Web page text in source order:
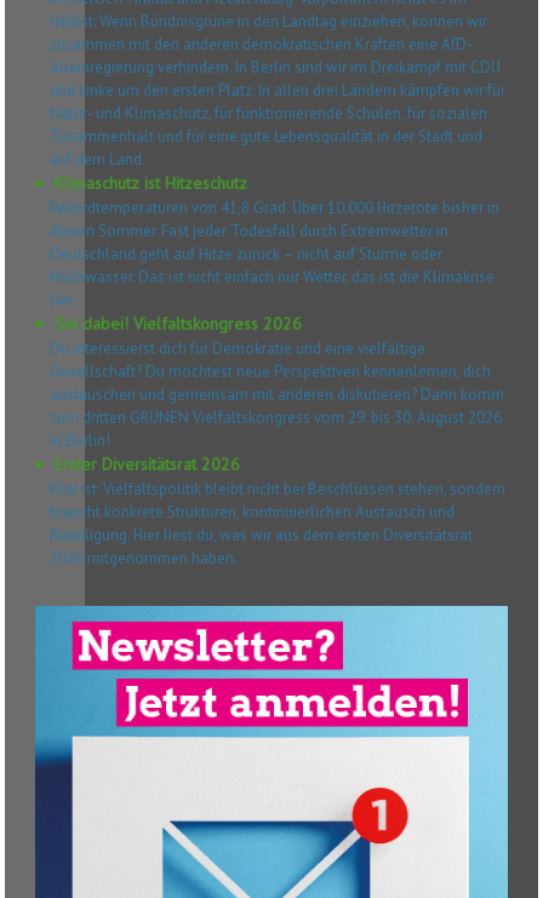
Herbst: Wenn Bündnisgrüne in den Landtag einziehen, können wir
zusammen mit den anderen demokratischen Kräften eine AfD-
Alleinregierung verhindern. In Berlin sind wir im Dreikampf mit CDU
und Linke um den ersten Platz. In allen drei Ländern kämpfen wir für
Natur- und Klimaschutz, für funktionierende Schulen, für sozialen
Zusammenhalt und für eine gute Lebensqualität in der Stadt und
auf dem Land.
Klimaschutz ist Hitzeschutz
Rekordtemperaturen von 41,8 Grad. Über 10.000 Hitzetote bisher in
diesen Sommer. Fast jeder Todesfall durch Extremwetter in
Deutschland geht auf Hitze zurück – nicht auf Stürme oder
Hochwasser. Das ist nicht einfach nur Wetter, das ist die Klimakrise
live.
Sei dabei! Vielfaltskongress 2026
Du interessierst dich für Demokratie und eine vielfältige
Gesellschaft? Du möchtest neue Perspektiven kennenlernen, dich
austauschen und gemeinsam mit anderen diskutieren? Dann komm
zum dritten GRÜNEN Vielfaltskongress vom 29. bis 30. August 2026
in Berlin!
Erster Diversitätsrat 2026
Klar ist: Vielfaltspolitik bleibt nicht bei Beschlüssen stehen, sondern
braucht konkrete Strukturen, kontinuierlichen Austausch und
Beteiligung. Hier liest du, was wir aus dem ersten Diversitätsrat
2026 mitgenommen haben.